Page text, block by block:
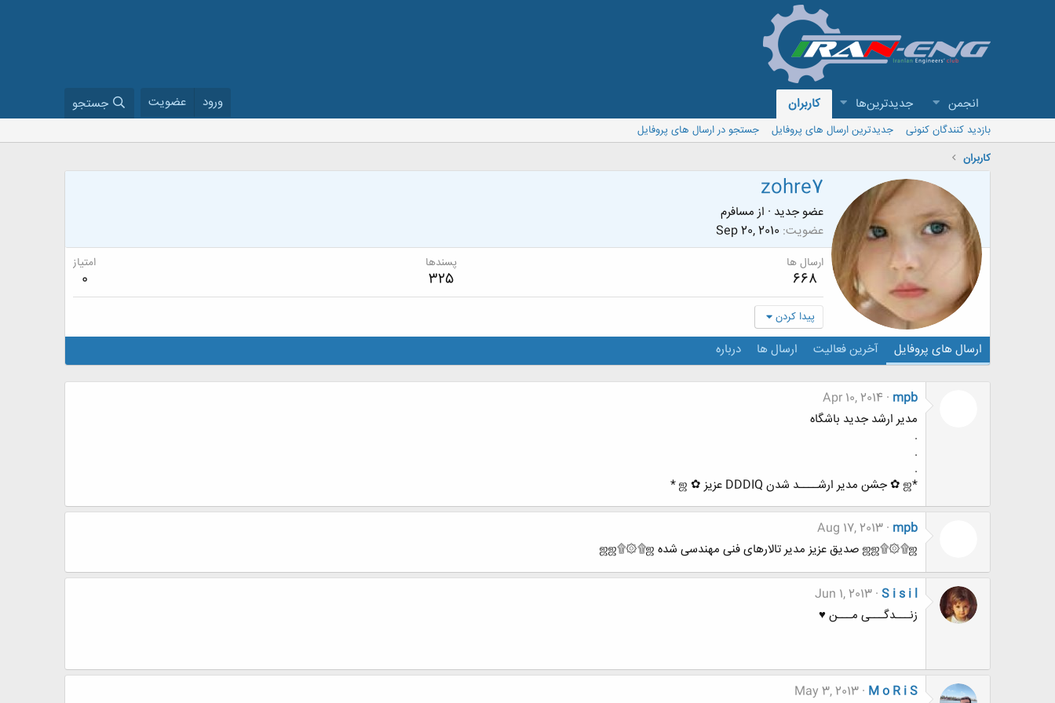
انجمن جدیدترین‌ها کاربران ورود عضویت جستجو
بازدید کنندگان کنونی جدیدترین ارسال های پروفایل
جستجو در ارسال های پروفایل
کاربران
zohre7
عضو جدید · از مسافرم
عضویت Sep 20, 2010
ارسال ها
668
پسندها
325
امتیاز
0
پیدا کردن
ارسال های پروفایل آخرین فعالیت ارسال ها درباره
mpb
Apr 10, 2014
مدیر ارشد جدید باشگاه
.
.
.
*ஜ ✿ جشن مدیر ارشــــد شدن DDDIQ عزیز ✿ ஜ *
mpb
Aug 17, 2013
ஜஜ۩۞۩ஜ صدیق عزیز مدیر تالارهای فنی مهندسی شده ஜஜ۩۞۩ஜ
S i s i l
Jun 1, 2013
زنـــدگـــی مـــن ♥
M o R i S
May 3, 2013